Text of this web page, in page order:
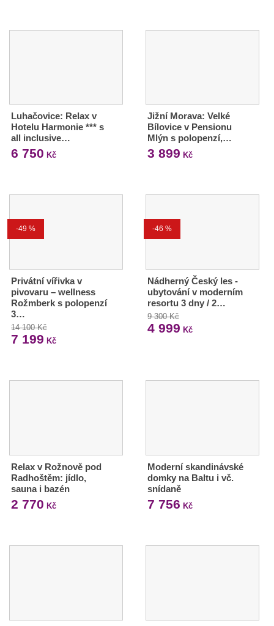
Luhačovice: Relax v
Hotelu Harmonie *** s
all inclusive…
6 750 Kč
Jižní Morava: Velké
Bílovice v Pensionu
Mlýn s polopenzí,…
3 899 Kč
-49 %
Privátní vířivka v
pivovaru – wellness
Rožmberk s polopenzí
3…
14 100 Kč
7 199 Kč
-46 %
Nádherný Český les -
ubytování v moderním
resortu 3 dny / 2…
9 300 Kč
4 999 Kč
Relax v Rožnově pod
Radhoštěm: jídlo,
sauna i bazén
2 770 Kč
Moderní skandinávské
domky na Baltu i vč.
snídaně
7 756 Kč